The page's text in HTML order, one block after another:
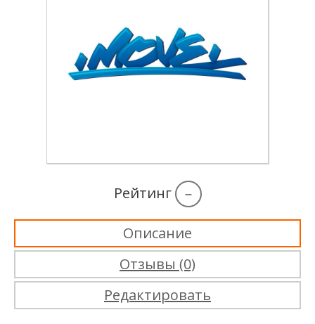
Рейтинг –
Описание
Отзывы (0)
Редактировать